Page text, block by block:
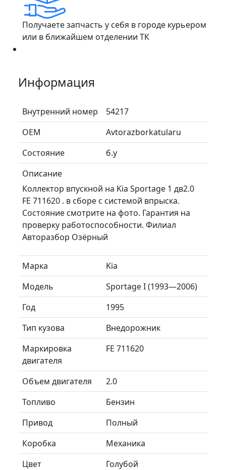
Получаете запчасть у себя в городе курьером
или в ближайшем отделении ТК
Информация
Внутренний номер
54217
ОЕМ
Avtorazborkatularu
Состояние
б.у
Описание
Коллектор впускной на Kia Sportage 1 дв2.0
FE 711620 . в сборе с системой впрыска.
Состояние смотрите на фото. Гарантия на
проверку работоспособности. Филиал
Авторазбор Озёрный
Марка
Kia
Модель
Sportage I (1993—2006)
Год
1995
Тип кузова
Внедорожник
Маркировка
двигателя
FE 711620
Объем двигателя
2.0
Топливо
Бензин
Привод
Полный
Коробка
Механика
Цвет
Голубой